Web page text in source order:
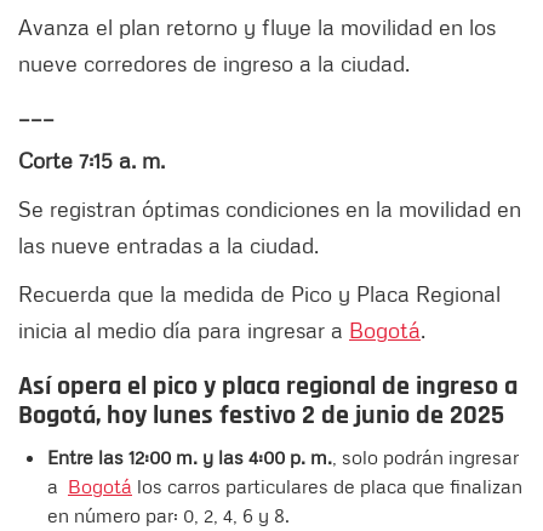
Avanza el plan retorno y fluye la movilidad en los
nueve corredores de ingreso a la ciudad.
Corte 7:15 a. m.
Se registran óptimas condiciones en la movilidad en
las nueve entradas a la ciudad.
Recuerda que la medida de Pico y Placa Regional
inicia al medio día para ingresar a Bogotá.
Así opera el pico y placa regional de ingreso a
Bogotá, hoy lunes festivo 2 de junio de 2025
Entre las 12:00 m. y las 4:00 p. m., solo podrán ingresar
a Bogotá los carros particulares de placa que finalizan
en número par: 0, 2, 4, 6 y 8.